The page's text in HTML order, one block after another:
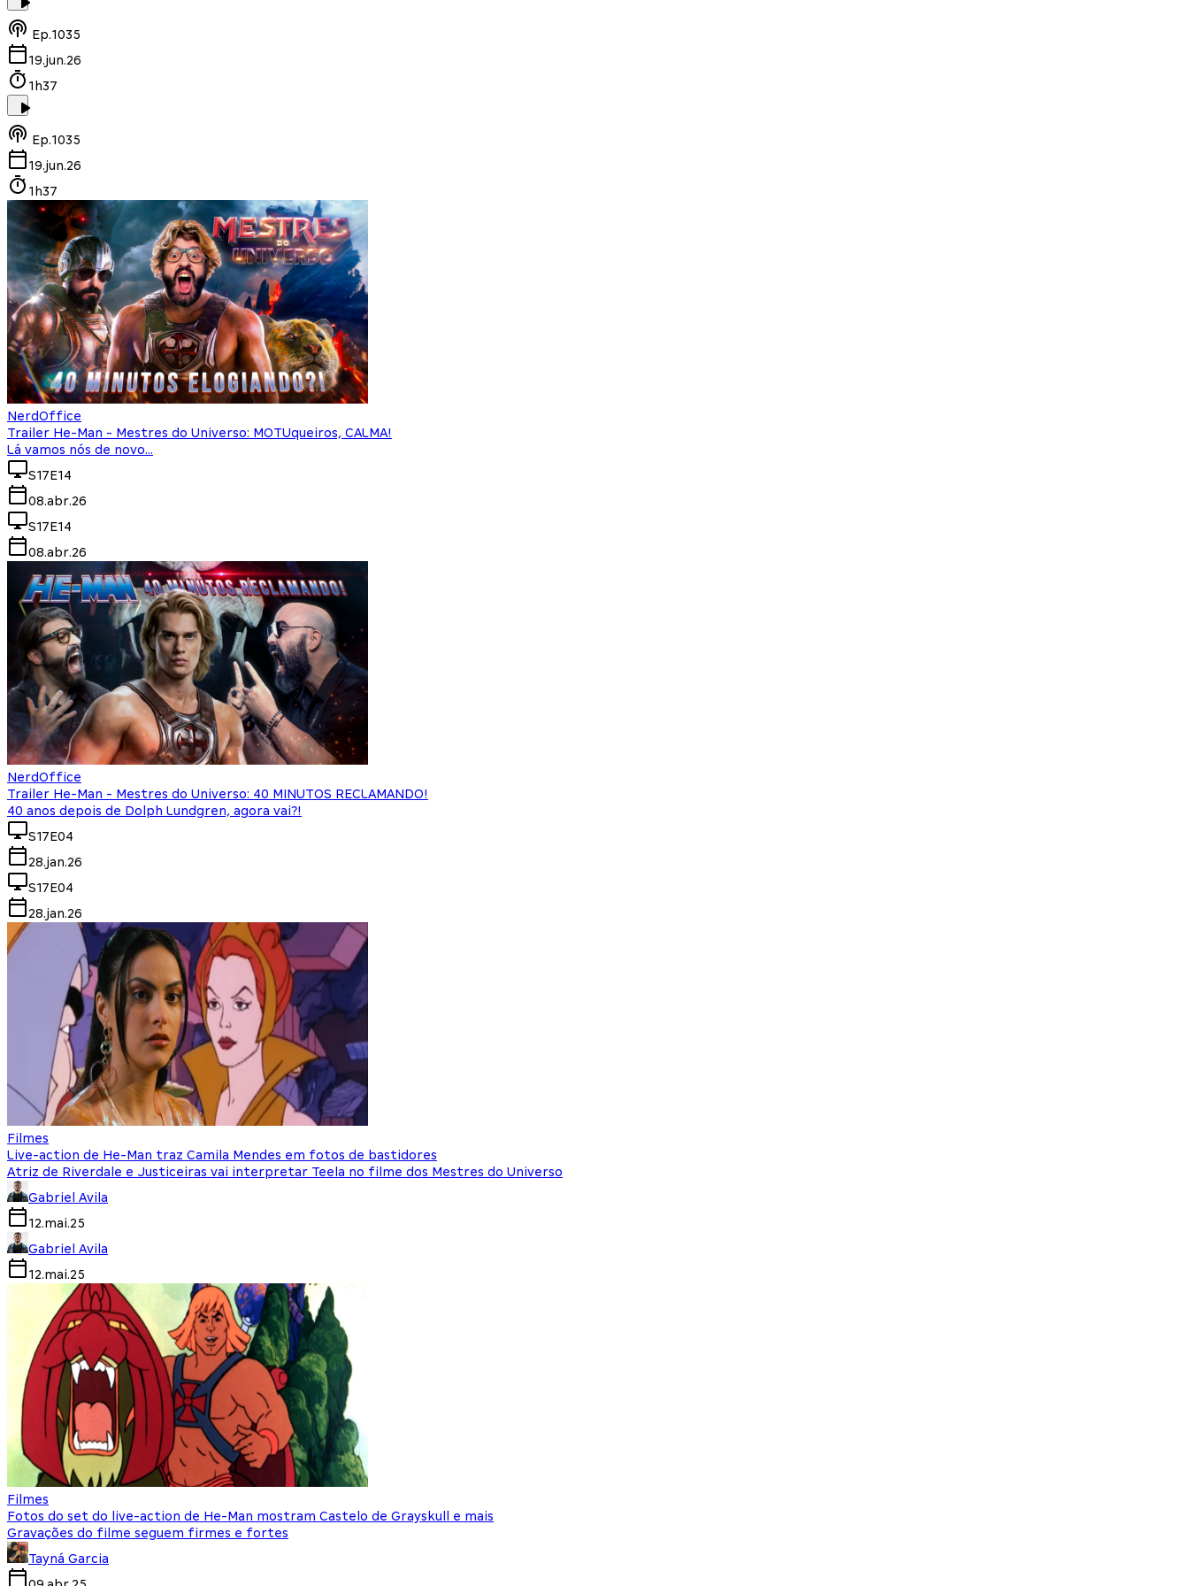
Ep.1035
19.jun.26
1h37
Ep.1035
19.jun.26
1h37
NerdOffice
Trailer He-Man - Mestres do Universo: MOTUqueiros, CALMA!
Lá vamos nós de novo...
S17E14
08.abr.26
S17E14
08.abr.26
NerdOffice
Trailer He-Man - Mestres do Universo: 40 MINUTOS RECLAMANDO!
40 anos depois de Dolph Lundgren, agora vai?!
S17E04
28.jan.26
S17E04
28.jan.26
Filmes
Live-action de He-Man traz Camila Mendes em fotos de bastidores
Atriz de Riverdale e Justiceiras vai interpretar Teela no filme dos Mestres do Universo
Gabriel Avila
12.mai.25
Gabriel Avila
12.mai.25
Filmes
Fotos do set do live-action de He-Man mostram Castelo de Grayskull e mais
Gravações do filme seguem firmes e fortes
Tayná Garcia